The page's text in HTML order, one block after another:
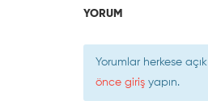
YORUM
Yorumlar herkese
önce giriş yapın.